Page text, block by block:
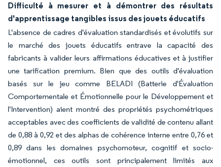
Difficulté à mesurer et à démontrer des résultats
d'apprentissage tangibles issus des jouets éducatifs
L'absence de cadres d'évaluation standardisés et évolutifs sur
le marché des jouets éducatifs entrave la capacité des
fabricants à valider leurs affirmations éducatives et à justifier
une tarification premium. Bien que des outils d'évaluation
basés sur le jeu comme BELADI (Batterie d'Évaluation
Comportementale et Émotionnelle pour le Développement et
l'Intervention) aient montré des propriétés psychométriques
acceptables avec des coefficients de validité de contenu allant
de 0,88 à 0,92 et des alphas de cohérence interne entre 0,76 et
0,89 dans les domaines psychomoteur, cognitif et socio-
émotionnel, ces outils sont principalement limités aux